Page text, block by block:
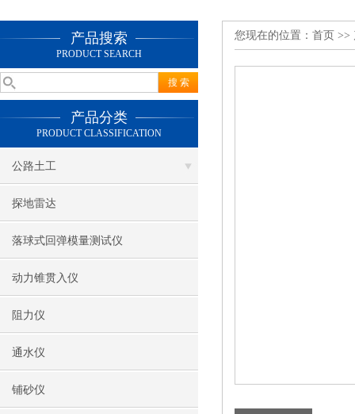
产品搜索
PRODUCT SEARCH
产品分类
PRODUCT CLASSIFICATION
公路土工
探地雷达
落球式回弹模量测试仪
动力锥贯入仪
阻力仪
通水仪
铺砂仪
您现在的位置： 首页 >>